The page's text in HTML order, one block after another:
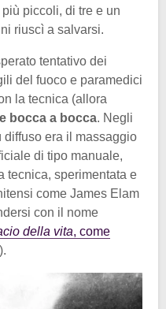
piccoli, di tre e un
riuscì a salvarsi.
tentativo dei
del fuoco e paramedici
la tecnica (allora
bocca a bocca. Negli
era il massaggio
di tipo manuale,
tecnica, sperimentata e
come James Elam
con il nome
della vita, come
).